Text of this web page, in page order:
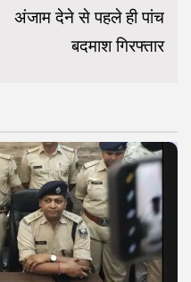
अंजाम देने से पहले ही पांच
बदमाश गिरफ्तार